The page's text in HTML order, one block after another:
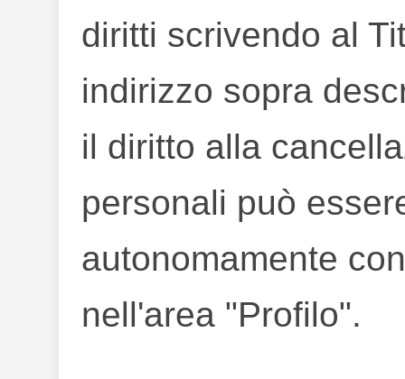
diritti scrivendo al
indirizzo sopra
il diritto alla
personali può
autonomamente
nell'area "Profilo".